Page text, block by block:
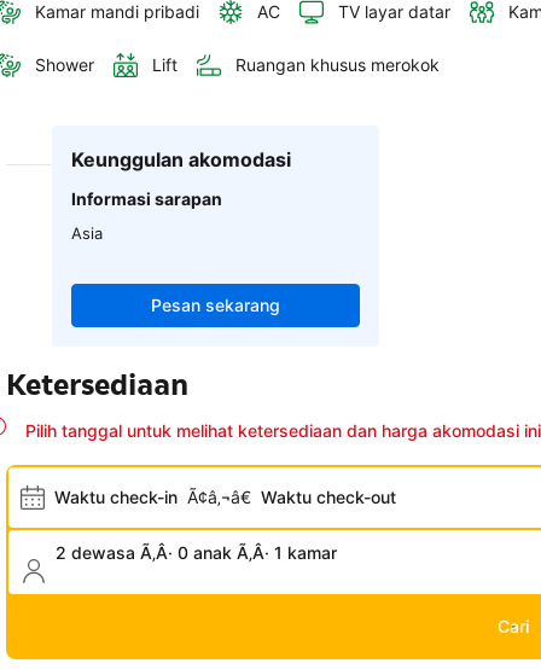
Kamar mandi pribadi AC TV layar datar
Shower Lift Ruangan khusus merokok
Keunggulan akomodasi
Informasi sarapan
Asia
Pesan sekarang
Ketersediaan
Pilih tanggal untuk melihat ketersediaan dan harga akomodasi ini
Waktu check-in Ã¢â‚¬â€ Waktu check-out
2 dewasa Ã‚Â· 0 anak Ã‚Â· 1 kamar
Cari